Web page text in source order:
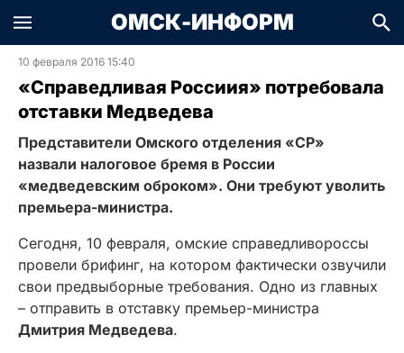
ОМСК-ИНФОРМ
10 февраля 2016 15:40
«Справедливая Россиия» потребовала
отставки Медведева
Представители Омского отделения «СР»
назвали налоговое бремя в России
«медведевским оброком». Они требуют уволить
премьера-министра.
Сегодня, 10 февраля, омские справедливороссы
провели брифинг, на котором фактически озвучили
свои предвыборные требования. Одно из главных
– отправить в отставку премьер-министра
Дмитрия Медведева.